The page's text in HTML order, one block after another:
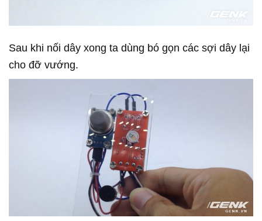
Sau khi nối dây xong ta dùng bó gọn các sợi dây lại
cho đỡ vướng.